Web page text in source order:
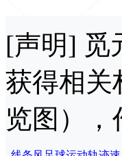
[声明] 觅
获得相关
览图）